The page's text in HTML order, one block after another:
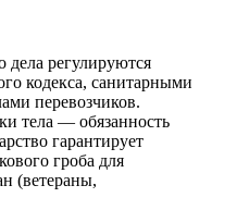
регулируются
кодекса, санитарными
перевозчиков.
тела — обязанность
гарантирует
гроба для
(ветераны,